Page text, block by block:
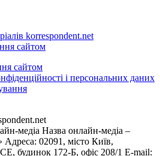
korrespondent.net
сайтом
сайтом
і персональних даних
медіа Назва онлайн-медіа –
Адреса: 02091, місто Київ,
172-Б, офіс 208/1 E-mail: